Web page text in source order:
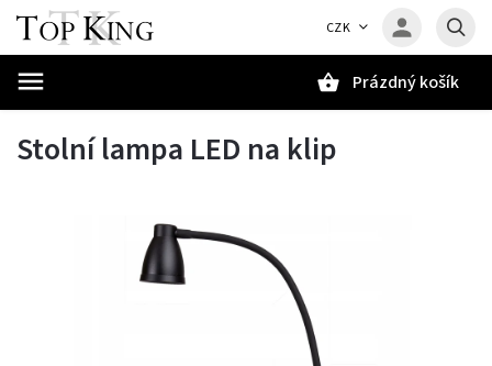
CZK
Prázdný košík
Stolní lampa LED na klip